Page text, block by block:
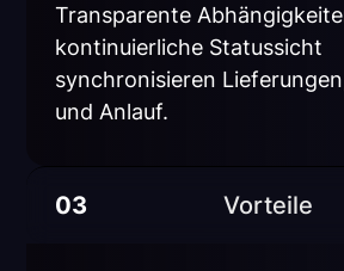
Transparente
kontinuierliche Statussicht
synchronisieren
und Anlauf.
03 Vorteile